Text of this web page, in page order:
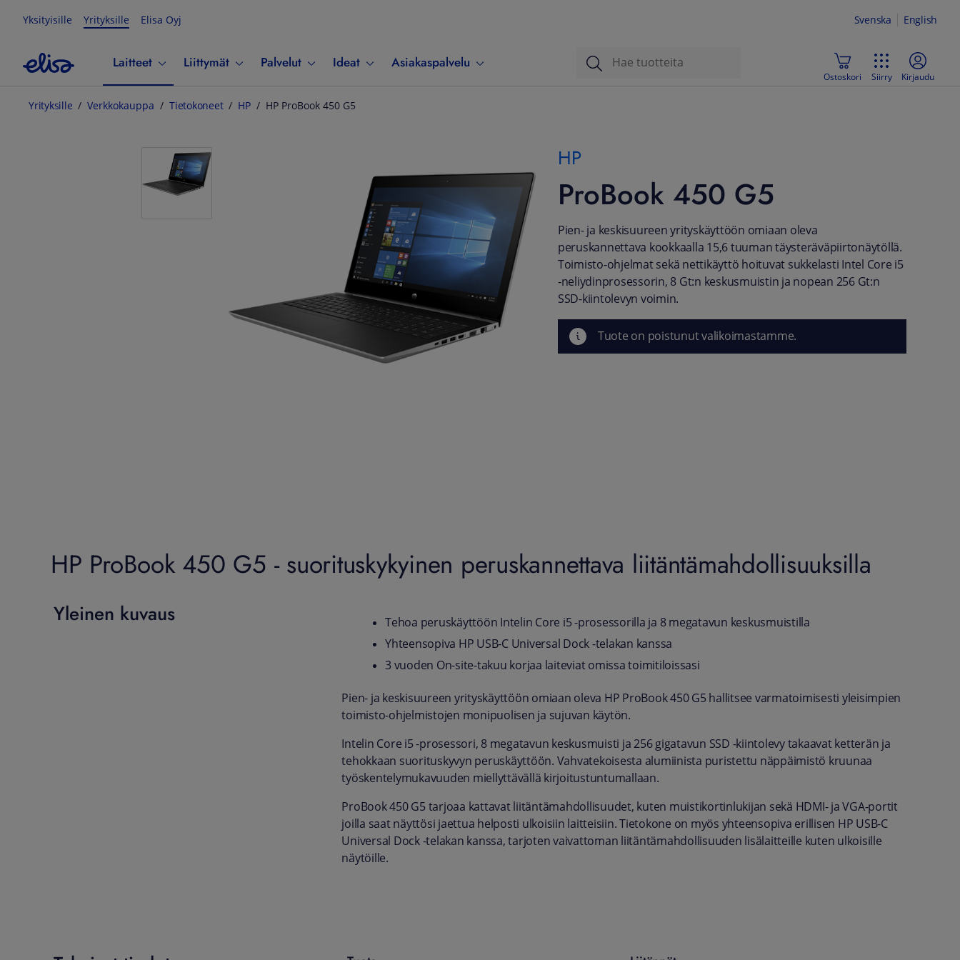
Yksityisille Yrityksille Elisa Oyj Svenska English
Laitteet Liittymät Palvelut Ideat Asiakaspalvelu
Ostoskori Siirry Kirjaudu
Yrityksille Verkkokauppa Tietokoneet HP HP ProBook 450 G5
HP
ProBook 450 G5
Pien- ja keskisuureen yrityskäyttöön omiaan oleva
peruskannettava kookkaalla 15,6 tuuman täysteräväpiirtonäytöllä.
Toimisto-ohjelmat sekä nettikäyttö hoituvat sukkelasti Intel Core i5
-neliydinprosessorin, 8 Gt:n keskusmuistin ja nopean 256 Gt:n
SSD-kiintolevyn voimin.
Tuote on poistunut valikoimastamme.
HP ProBook 450 G5 - suorituskykyinen peruskannettava liitäntämahdollisuuksilla
Yleinen kuvaus
Tehoa peruskäyttöön Intelin Core i5 -prosessorilla ja 8 megatavun keskusmuistilla
Yhteensopiva HP USB-C Universal Dock -telakan kanssa
3 vuoden On-site-takuu korjaa laiteviat omissa toimitiloissasi
Pien- ja keskisuureen yrityskäyttöön omiaan oleva HP ProBook 450 G5 hallitsee varmatoimisesti yleisimpien
toimisto-ohjelmistojen monipuolisen ja sujuvan käytön.
Intelin Core i5 -prosessori, 8 megatavun keskusmuisti ja 256 gigatavun SSD -kiintolevy takaavat ketterän ja
tehokkaan suorituskyvyn peruskäyttöön. Vahvatekoisesta alumiinista puristettu näppäimistö kruunaa
työskentelymukavuuden miellyttävällä kirjoitustuntumallaan.
ProBook 450 G5 tarjoaa kattavat liitäntämahdollisuudet, kuten muistikortinlukijan sekä HDMI- ja VGA-portit
joilla saat näyttösi jaettua helposti ulkoisiin laitteisiin. Tietokone on myös yhteensopiva erillisen HP USB-C
Universal Dock -telakan kanssa, tarjoten vaivattoman liitäntämahdollisuuden lisälaitteille kuten ulkoisille
näytöille.